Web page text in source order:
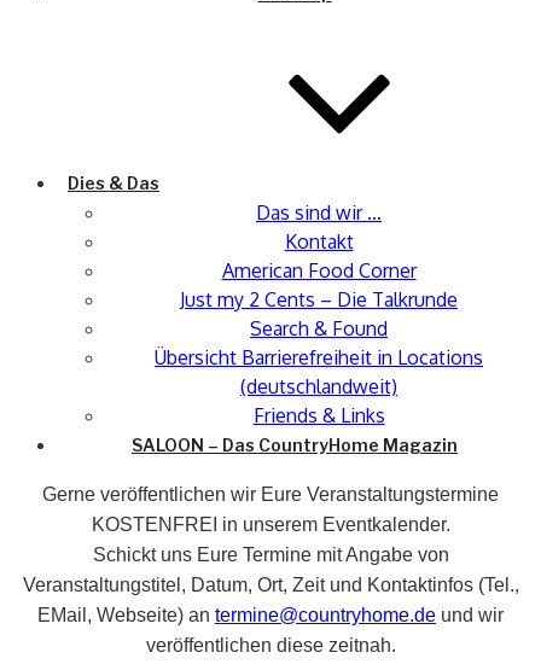
Dies & Das
Das sind wir …
Kontakt
American Food Corner
Just my 2 Cents – Die Talkrunde
Search & Found
Übersicht Barrierefreiheit in Locations
(deutschlandweit)
Friends & Links
SALOON – Das CountryHome Magazin
Gerne veröffentlichen wir Eure Veranstaltungstermine
KOSTENFREI in unserem Eventkalender.
Schickt uns Eure Termine mit Angabe von
Veranstaltungstitel, Datum, Ort, Zeit und Kontaktinfos (Tel.,
EMail, Webseite) an termine@countryhome.de und wir
veröffentlichen diese zeitnah.